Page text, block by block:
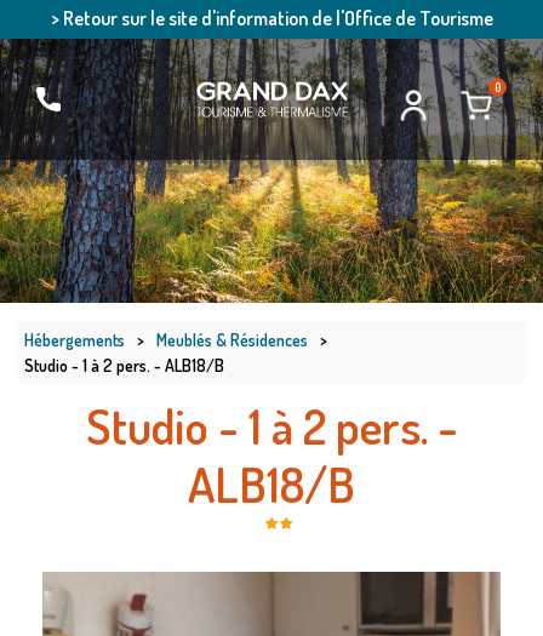
> Retour sur le site d'information de l'Office de Tourisme
0
Hébergements > Meublés & Résidences
>
Studio - 1 à 2 pers. - ALB18/B
Studio - 1 à 2 pers. -
ALB18/B